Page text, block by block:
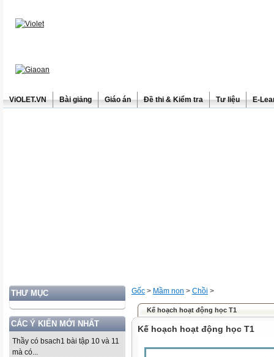
ViOLET.VN Bài giảng Giáo án Đề thi & Kiểm tra Tư liệu E-
THƯ MỤC
CÁC Ý KIẾN MỚI NHẤT
Thầy có bsach1 bài tập 10 và 11
mà có...
Gốc > Mầm non > Chồi >
Kế hoạch hoạt động học T1
Kế hoạch hoạt động học T1